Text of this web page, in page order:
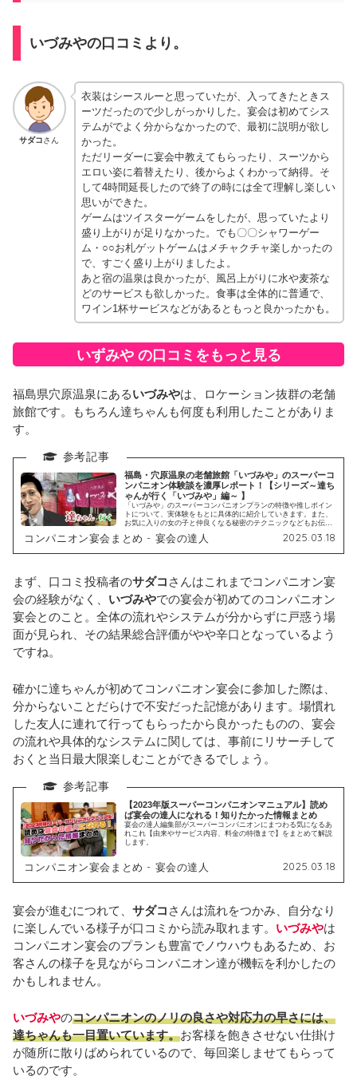
いづみやの口コミより。
サダコさん
衣装はシースルーと思っていたが、入ってきたときス
ーツだったので少しがっかりした。宴会は初めてシス
テムがでよく分からなかったので、最初に説明が欲し
かった。
ただリーダーに宴会中教えてもらったり、スーツから
エロい姿に着替えたり、後からよくわかって納得。そ
して4時間延長したので終了の時には全て理解し楽しい
思いができた。
ゲームはツイスターゲームをしたが、思っていたより
盛り上がりが足りなかった。でも〇〇シャワーゲー
ム・○○お札ゲットゲームはメチャクチャ楽しかったの
で、すごく盛り上がりましたよ。
あと宿の温泉は良かったが、風呂上がりに水や麦茶な
どのサービスも欲しかった。食事は全体的に普通で、
ワイン1杯サービスなどがあるともっと良かったかも。
いずみや の口コミをもっと見る
福島県穴原温泉にあるいづみやは、ロケーション抜群の老舗
旅館です。もちろん達ちゃんも何度も利用したことがありま
す。
福島・穴原温泉の老舗旅館「いづみや」のスーパーコ
ンパニオン体験談を濃厚レポート！【シリーズ～達ち
ゃんが行く「いづみや」編～ 】
「いづみや」のスーパーコンパニオンプランの特徴や推しポイン
トについて、実体験をもとに具体的に紹介していきます。また、
お気に入りの女の子と仲良くなる秘密のテクニックなどもお伝え
コンパニオン宴会まとめ - 宴会の達人 2025.03.18
まず、口コミ投稿者のサダコ さんはこれまでコンパニオン宴
会の経験がなく、 いづみやでの宴会が初めてのコンパニオン
宴会とのこと。全体の流れやシステムが分からずに戸惑う場
面が見られ、その結果総合評価がやや辛口となっているよう
ですね。
確かに達ちゃんが初めてコンパニオン宴会に参加した際は、
分からないことだらけで不安だった記憶があります。場慣れ
した友人に連れて行ってもらったから良かったものの、宴会
の流れや具体的なシステムに関しては、事前にリサーチして
おくと当日最大限楽しむことができるでしょう。
【2023年版スーパーコンパニオンマニュアル】読め
ば宴会の達人になれる！知りたかった情報まとめ
宴会の達人編集部がスーパーコンパニオンにまつわる気になるあ
れこれ【由来やサービス内容、料金の特徴まで】をまとめて解説
します。
コンパニオン宴会まとめ - 宴会の達人 2025.03.18
宴会が進むにつれて、 サダコ さんは流れをつかみ、自分なり
に楽しんでいる様子が口コミから読み取れます。 いづみやは
コンパニオン宴会のプランも豊富でノウハウもあるため、お
客さんの様子を見ながらコンパニオン達が機転を利かしたの
かもしれません。
いづみやのコンパニオンのノリの良さや対応力の早さには、
達ちゃんも一目置いています。お客様を飽きさせない仕掛け
が随所に散りばめられているので、毎回楽しませてもらって
いるのです。